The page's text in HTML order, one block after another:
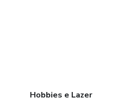
Hobbies e Lazer